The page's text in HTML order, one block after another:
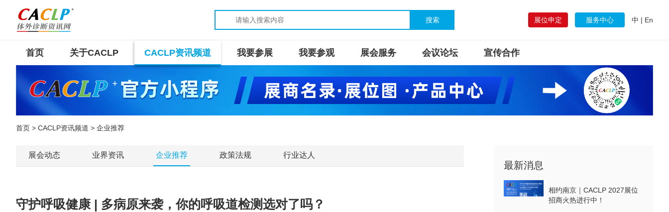
搜索 展位申定 服务中心 中 | En
首页 关于CACLP CACLP资讯频道 我要参展 我要参观 展会服务 会议论坛 宣传合作
首页 > CACLP资讯频道 > 企业推荐
展会动态 业界资讯 企业推荐 政策法规 行业达人
守护呼吸健康 | 多病原来袭，你的呼吸道检测选对了吗？
最新消息
相约南京｜CACLP 2027展位
招商火热进行中！